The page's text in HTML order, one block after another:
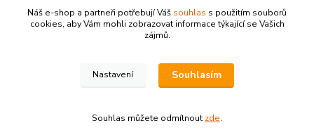
info@garfo.cz
Náš e-shop a partneři potřebují Váš souhlas s použitím souborů
cookies, aby Vám mohli zobrazovat informace týkající se Vašich
zájmů.
Nastavení Souhlasím
Souhlas můžete odmítnout zde.